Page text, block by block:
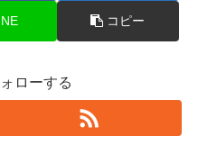
コピー
ローする